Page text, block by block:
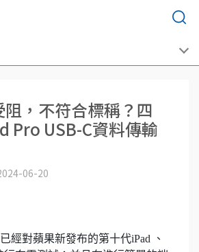
，不符合標稱？四
Pro USB-C資料傳輸
06-20
經對蘋果新發布的第十代iPad 、